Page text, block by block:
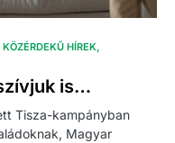
KÖZÉRDEKŰ HÍREK
is…
Tisza-kampányban
Magyar